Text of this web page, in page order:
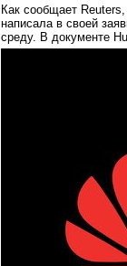
Как сообщает
написала в своей
среду. В документе